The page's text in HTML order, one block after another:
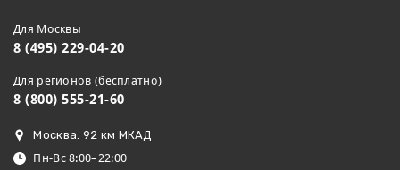
Для Москвы
8 (495) 229-04-20
Для регионов (бесплатно)
8 (800) 555-21-60
Москва. 92 км МКАД
Пн-Вс 8:00–22:00